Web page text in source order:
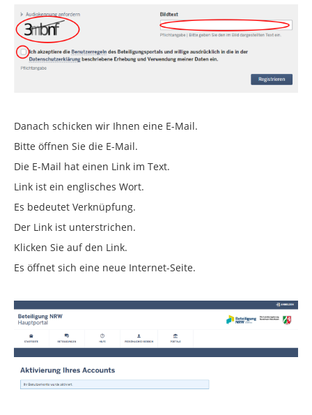
Danach schicken wir Ihnen eine E-Mail.
Bitte öffnen Sie die E-Mail.
Die E-Mail hat einen Link im Text.
Link ist ein englisches Wort.
Es bedeutet Verknüpfung.
Der Link ist unterstrichen.
Klicken Sie auf den Link.
Es öffnet sich eine neue Internet-Seite.